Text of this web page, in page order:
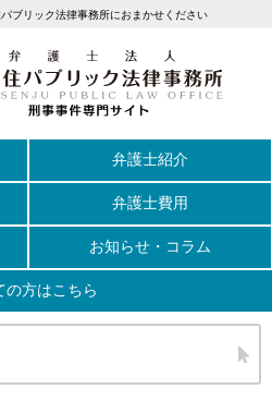
ブリック法律事務所におまかせください
弁護士紹介
弁護士費用
お知らせ・コラム
の方はこちら